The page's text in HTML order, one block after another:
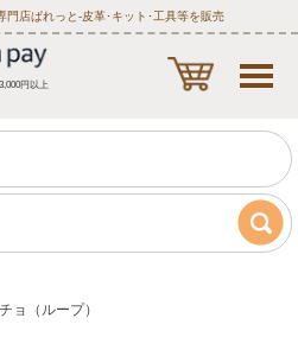
門店ぱれっと‐皮革･キット･工具等を販売
円以上
ョ（ループ）